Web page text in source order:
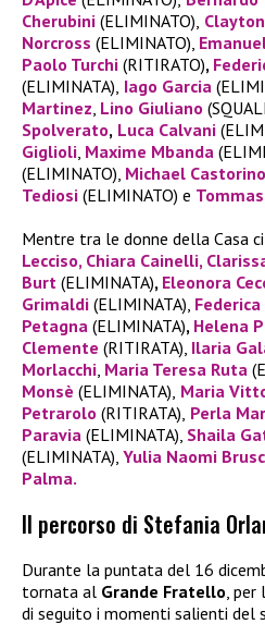
Cherubini (ELIMINATO), Clayton
Norcross (ELIMINATO),
Paolo Turchi (RITIRATO),
(ELIMINATA), Iago Garcia
Martinez Lino Giuliano
Spolverato, Luca Calvani
Giglioli Maxime Mbanda
(ELIMINATO), Michael Castorino
Tediosi (ELIMINATO) e
Mentre tra le donne della Casa
Lecciso, Chiara Cainelli,
Burt (ELIMINATA), Eleonora
Grimaldi (ELIMINATA), Federica
Petagna (ELIMINATA), Helena
Clemente (RITIRATA), Ilaria
Morlacchi Maria Teresa Ruta
Monsè (ELIMINATA), Maria
Petrarolo (RITIRATA), Perla
Paravia (ELIMINATA), Shaila
(ELIMINATA), Yulia Naomi
Palma.
Il percorso di Stefania
Durante la puntata del 16
tornata al Grande Fratello ,
di seguito i momenti salienti del